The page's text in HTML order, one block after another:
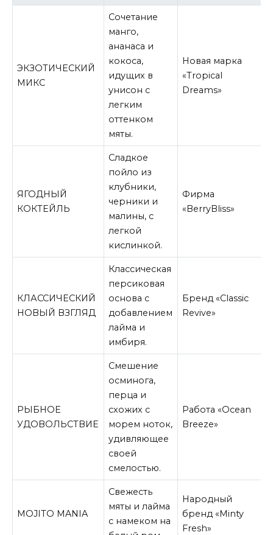
ЭКЗОТИЧЕСКИЙ
МИКС
Сочетание
манго,
ананаса и
кокоса,
идущих в
унисон с
легким
оттенком
мяты.
Новая марка
«Tropical
Dreams»
ЯГОДНЫЙ
КОКТЕЙЛЬ
Сладкое
пойло из
клубники,
черники и
малины, с
легкой
кислинкой.
Фирма
«BerryBliss»
КЛАССИЧЕСКИЙ
НОВЫЙ ВЗГЛЯД
Классическая
персиковая
основа с
добавлением
лайма и
имбиря.
Бренд «Classic
Revive»
РЫБНОЕ
УДОВОЛЬСТВИЕ
Смешение
осминога,
перца и
схожих с
морем ноток,
удивляющее
своей
смелостью.
Работа «Ocean
Breeze»
MOJITO MANIA
Свежесть
мяты и лайма
с намеком на
Народный
бренд «Minty
Fresh»